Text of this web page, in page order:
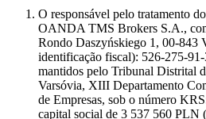
O responsável pelo tratamento
OANDA TMS Brokers S.A.,
Rondo Daszyńskiego 1, 00-843
identificação fiscal): 526-275-
mantidos pelo Tribunal Distrital
Varsóvia, XIII Departamento
de Empresas, sob o número
capital social de 3 537 560 PLN